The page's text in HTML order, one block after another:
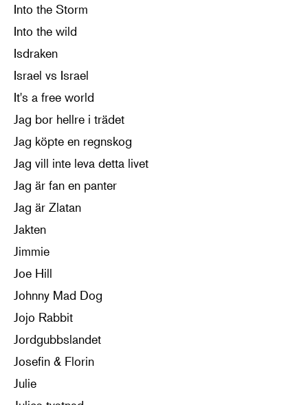
Into the Storm
Into the wild
Isdraken
Israel vs Israel
It's a free world
Jag bor hellre i trädet
Jag köpte en regnskog
Jag vill inte leva detta livet
Jag är fan en panter
Jag är Zlatan
Jakten
Jimmie
Joe Hill
Johnny Mad Dog
Jojo Rabbit
Jordgubbslandet
Josefin & Florin
Julie